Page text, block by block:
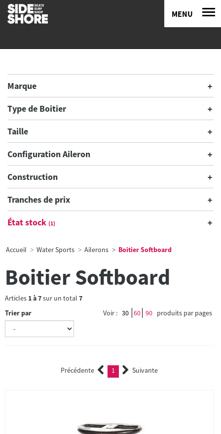
MENU
Marque
Type de Boitier
Taille
Configuration Aileron
Construction
Tranches de prix
État stock (1)
Accueil Water Sports Ailerons Boitier Softboard
Boitier Softboard
Articles 1à7sur un total 7
Trier par
Voir : 30 60 90 produits par pages
Précédente 1 (current)Suivante